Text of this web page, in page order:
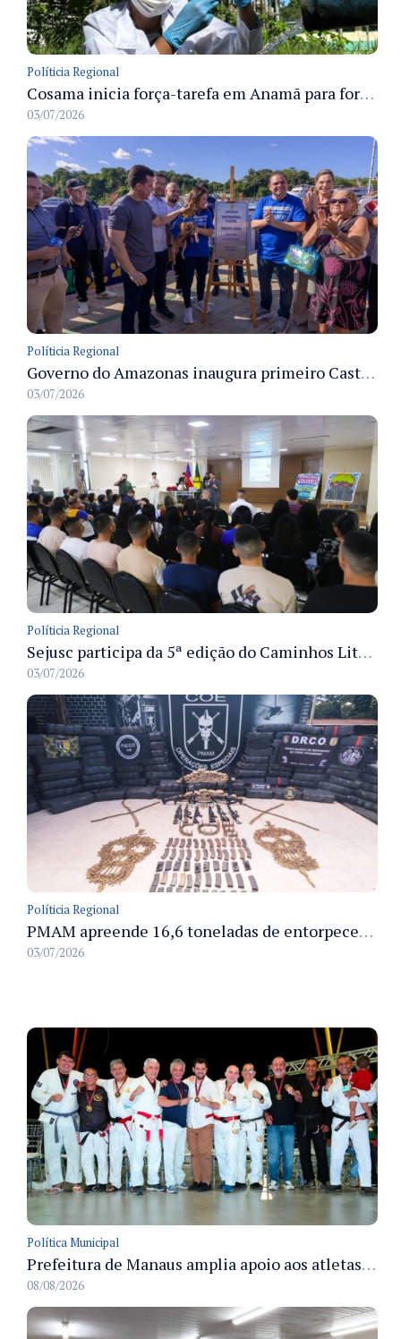
Políticia Regional
Cosama inicia força-tarefa em Anamã para fortalecer abastecimento de água e segurança hídrica da população
03/07/2026
Políticia Regional
Governo do Amazonas inaugura primeiro Castramóvel Fluvial para atendimento veterinário às comunidades ribeirinhas e castração gratuita
03/07/2026
Políticia Regional
Sejusc participa da 5ª edição do Caminhos Literários com foco na cultura hip-hop nas unidades socioeducativas
03/07/2026
Políticia Regional
PMAM apreende 16,6 toneladas de entorpecentes e registra aumento nas prisões em flagrante e nas capturas de foragidos no primeiro semestre de 2026
03/07/2026
Política Municipal
Prefeitura de Manaus amplia apoio aos atletas de 100 para 150 beneficiados a partir do próximo ano
08/08/2026